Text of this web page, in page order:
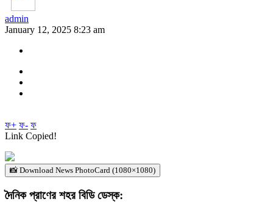
admin
January 12, 2025 8:23 am
ফ+ ফ- ফ
Link Copied!
📸 Download News PhotoCard (1080×1080)
দৈনিক প্রাণের শহর বিডি ডেস্ক: